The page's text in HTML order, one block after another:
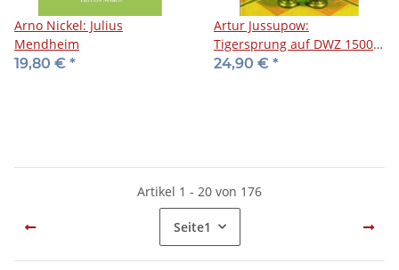
Arno Nickel: Julius
Mendheim
19,80 € *
Artur Jussupow:
Tigersprung auf DWZ 1500 -
Band 1
24,90 € *
Artikel 1 - 20 von 176
Seite1